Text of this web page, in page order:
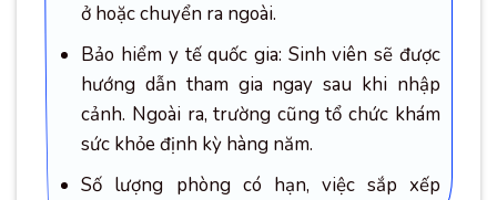
ở hoặc chuyển ra ngoài.
Bảo hiểm y tế quốc gia: Sinh viên sẽ được
hướng dẫn tham gia ngay sau khi nhập
cảnh. Ngoài ra, trường cũng tổ chức khám
sức khỏe định kỳ hàng năm.
Số lượng phòng có hạn, việc sắp xếp